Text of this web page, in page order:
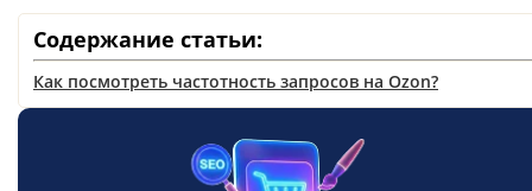
Содержание статьи:
Как посмотреть частотность запросов на Ozon?